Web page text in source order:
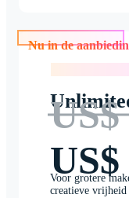
Nu in de aanbieding!
US$
US$
Voor grotere
creatieve vrijheid